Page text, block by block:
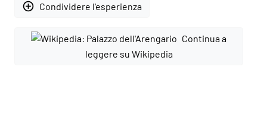
add_circle_outline Condividere l'esperienza
Continua a
leggere su Wikipedia